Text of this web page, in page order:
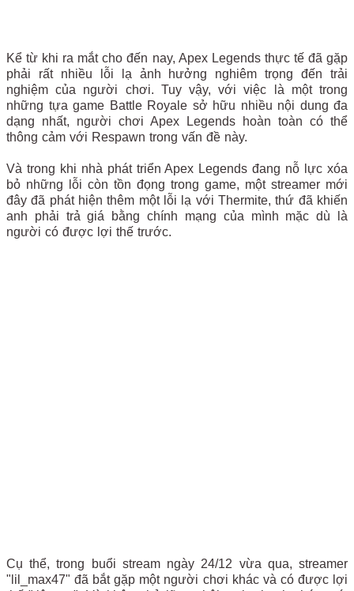
Kể từ khi ra mắt cho đến nay, Apex Legends thực tế đã gặp
phải rất nhiều lỗi lạ ảnh hưởng nghiêm trọng đến trải
nghiệm của người chơi. Tuy vậy, với việc là một trong
những tựa game Battle Royale sở hữu nhiều nội dung đa
dạng nhất, người chơi Apex Legends hoàn toàn có thể
thông cảm với Respawn trong vấn đề này.
Và trong khi nhà phát triển Apex Legends đang nỗ lực xóa
bỏ những lỗi còn tồn đọng trong game, một streamer mới
đây đã phát hiện thêm một lỗi lạ với Thermite, thứ đã khiến
anh phải trả giá bằng chính mạng của mình mặc dù là
người có được lợi thế trước.
Cụ thể, trong buổi stream ngày 24/12 vừa qua, streamer
"lil_max47" đã bắt gặp một người chơi khác và có được lợi